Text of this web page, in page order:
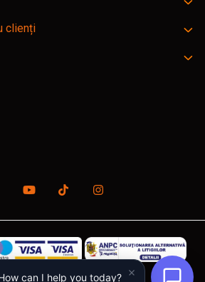
clienți
SC IPB SRL, ipb.ro © 2026
can I help you today?